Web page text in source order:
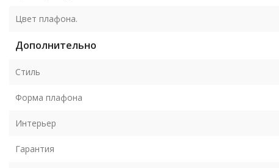
Цвет плафона.
Дополнительно
Стиль
Форма плафона
Интерьер
Гарантия